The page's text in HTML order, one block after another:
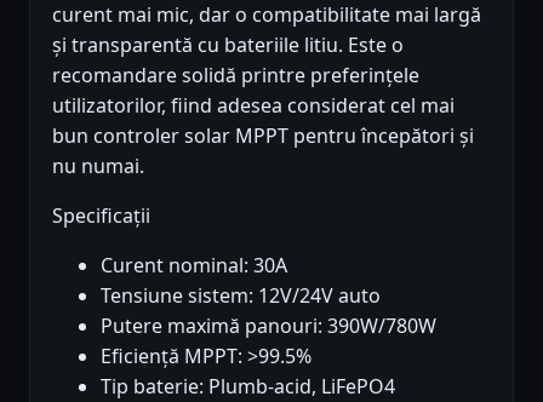
curent mai mic, dar o compatibilitate mai largă
și transparentă cu bateriile litiu. Este o
recomandare solidă printre preferințele
utilizatorilor, fiind adesea considerat cel mai
bun controler solar MPPT pentru începători și
nu numai.
Specificații
Curent nominal: 30A
Tensiune sistem: 12V/24V auto
Putere maximă panouri: 390W/780W
Eficiență MPPT: >99.5%
Tip baterie: Plumb-acid, LiFePO4